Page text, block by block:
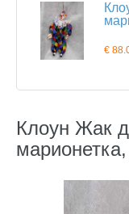
€
Клоун Жак